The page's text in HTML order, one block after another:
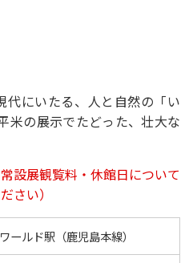
代にいたる、人と自然の「い
米の展示でたどった、壮大な
常設展観覧料・休館日について
さい）
ールド駅（鹿児島本線）